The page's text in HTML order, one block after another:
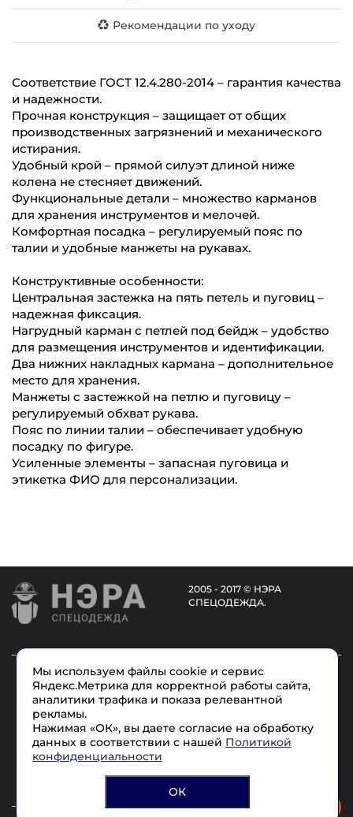
Рекомендации по уходу
Соответствие ГОСТ 12.4.280-2014 – гарантия качества
и надежности.
Прочная конструкция – защищает от общих
производственных загрязнений и механического
истирания.
Удобный крой – прямой силуэт длиной ниже
колена не стесняет движений.
Функциональные детали – множество карманов
для хранения инструментов и мелочей.
Комфортная посадка – регулируемый пояс по
талии и удобные манжеты на рукавах.
Конструктивные особенности:
Центральная застежка на пять петель и пуговиц –
надежная фиксация.
Нагрудный карман с петлей под бейдж – удобство
для размещения инструментов и идентификации.
Два нижних накладных кармана – дополнительное
место для хранения.
Манжеты с застежкой на петлю и пуговицу –
регулируемый обхват рукава.
Пояс по линии талии – обеспечивает удобную
посадку по фигуре.
Усиленные элементы – запасная пуговица и
этикетка ФИО для персонализации.
2005 - 2017 © НЭРА
СПЕЦОДЕЖДА.
Каталог Услуги О компании
Доставка
Размеры
Условные обозначения Контакты
8 (965) 715-17-17
Согласие на обработку персональных данных
Мы используем файлы cookie и сервис
Яндекс.Метрика для корректной работы сайта,
аналитики трафика и показа релевантной
рекламы.
Нажимая «ОК», вы даете согласие на обработку
данных в соответствии с нашей Политикой
конфиденциальности
ОК
Быстро с 1С-Битрикс